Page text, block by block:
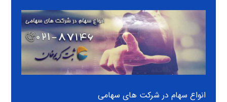
انواع سهام در شرکت های سهامی